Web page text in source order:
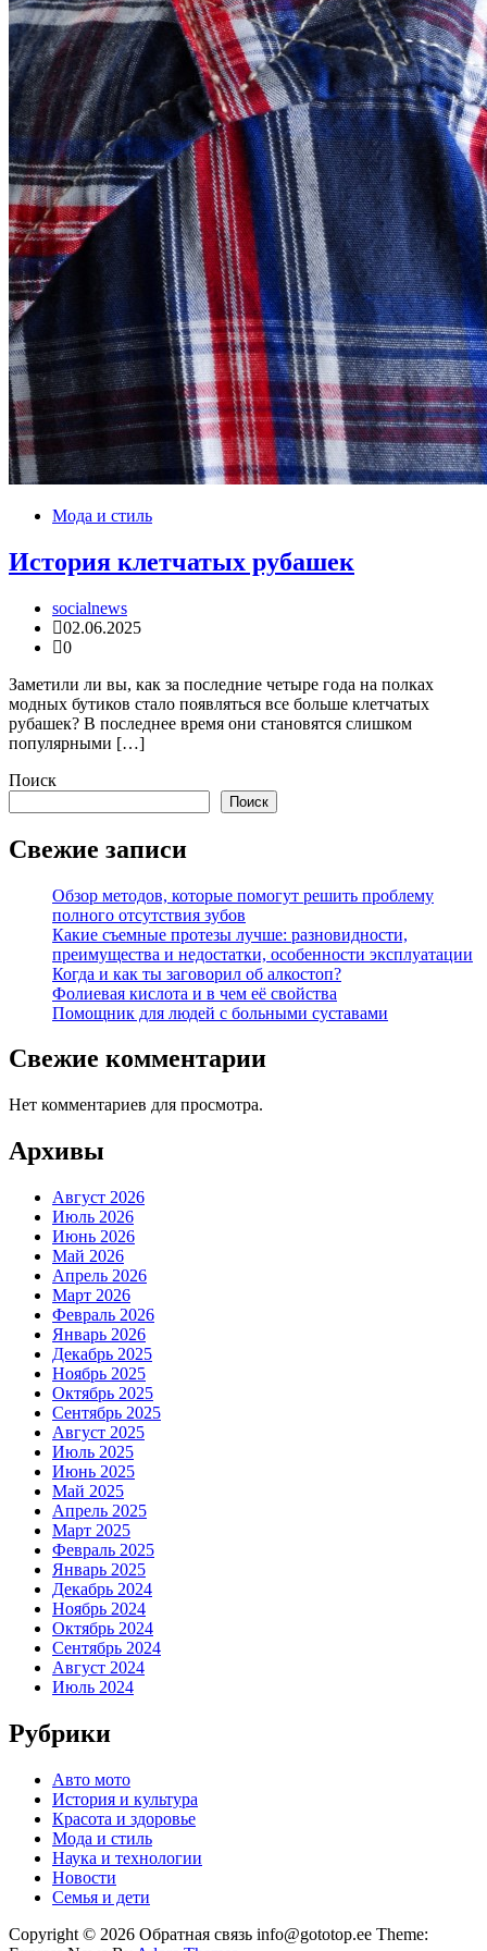
Мода и стиль
История клетчатых рубашек
socialnews
02.06.2025
0
Заметили ли вы, как за последние четыре года на полках
модных бутиков стало появляться все больше клетчатых
рубашек? В последнее время они становятся слишком
популярными […]
Поиск
Поиск
Свежие записи
Обзор методов, которые помогут решить проблему
полного отсутствия зубов
Какие съемные протезы лучше: разновидности,
преимущества и недостатки, особенности эксплуатации
Когда и как ты заговорил об алкостоп?
Фолиевая кислота и в чем её свойства
Помощник для людей с больными суставами
Свежие комментарии
Нет комментариев для просмотра.
Архивы
Август 2026
Июль 2026
Июнь 2026
Май 2026
Апрель 2026
Март 2026
Февраль 2026
Январь 2026
Декабрь 2025
Ноябрь 2025
Октябрь 2025
Сентябрь 2025
Август 2025
Июль 2025
Июнь 2025
Май 2025
Апрель 2025
Март 2025
Февраль 2025
Январь 2025
Декабрь 2024
Ноябрь 2024
Октябрь 2024
Сентябрь 2024
Август 2024
Июль 2024
Рубрики
Авто мото
История и культура
Красота и здоровье
Мода и стиль
Наука и технологии
Новости
Семья и дети
Copyright © 2026 Обратная связь info@gototop.ee Theme: